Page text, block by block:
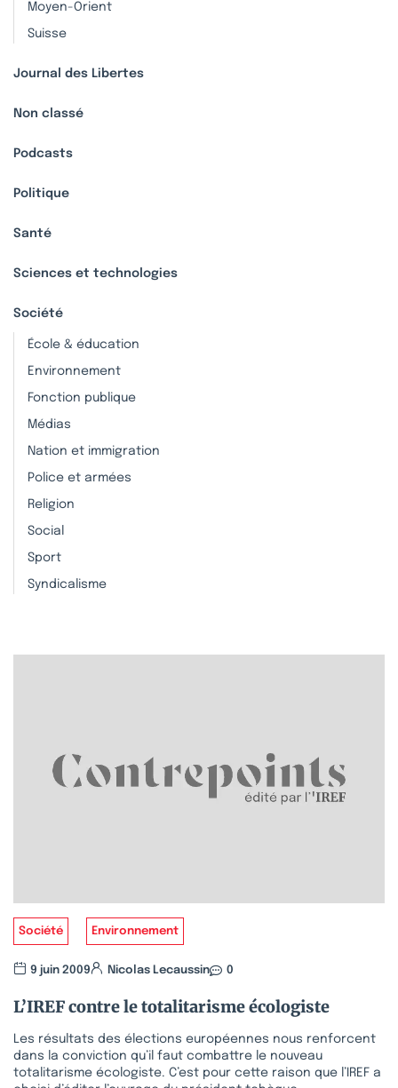
Moyen-Orient
Suisse
Journal des Libertes
Non classé
Podcasts
Politique
Santé
Sciences et technologies
Société
École & éducation
Environnement
Fonction publique
Médias
Nation et immigration
Police et armées
Religion
Social
Sport
Syndicalisme
Société Environnement
9 juin 2009 Nicolas Lecaussin 0
L’IREF contre le totalitarisme écologiste
Les résultats des élections européennes nous renforcent
dans la conviction qu’il faut combattre le nouveau
totalitarisme écologiste. C’est pour cette raison que l’IREF a